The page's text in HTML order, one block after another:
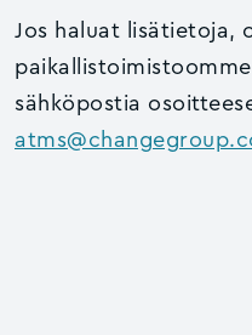
Jos haluat lisätietoja,
sähköpostia